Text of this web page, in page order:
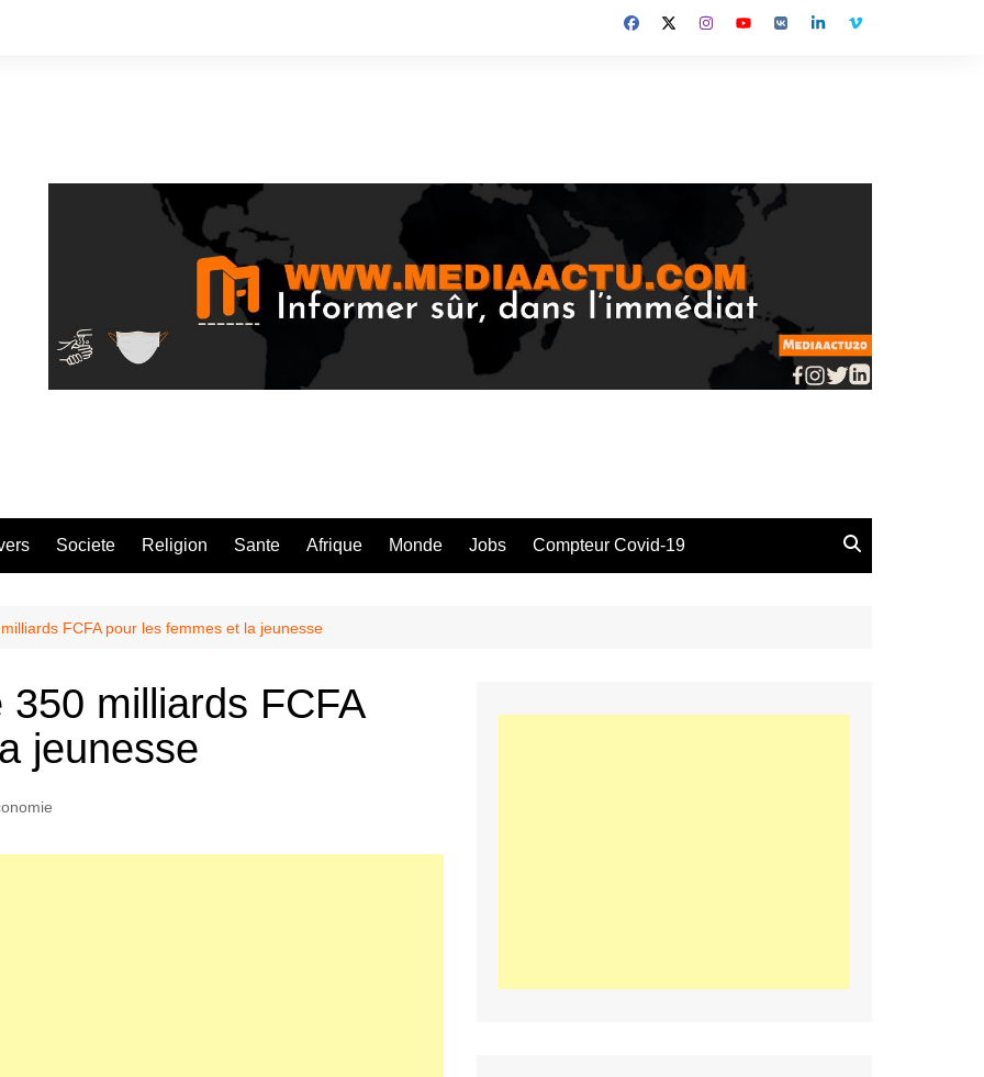
Societe Religion Sante Afrique Monde Jobs Compteur Covid-19
FCFA pour les femmes et la jeunesse
milliards FCFA
jeunesse